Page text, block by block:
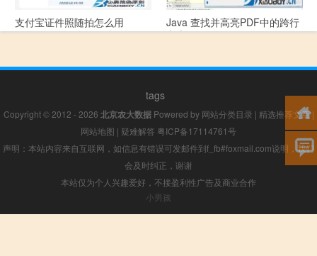
支付宝证件照随拍怎么用
Java 查找并高亮PDF中的跨行
文本
tags
Copyright © 2012 - 2026 北京农大数据Powered by 网站分类目录 | 精选推荐文章|
网站地图 | 疑难解答 粤ICP备17114761号
声明：本站内容来自互联网，如信息有错误可发邮件到f_fb#foxmail.com说明，我们
会及时纠正，谢谢
本站仅为个人兴趣爱好，不接盈利性广告及商业合作
小男孩